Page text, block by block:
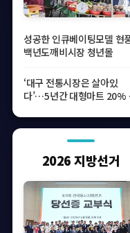
성공한 인큐베이팅모델 현
백년도깨비시장 청년몰
‘대구 전통시장은 살아있
다’…5년간 대형마트 20%
재’
2026 지방선거